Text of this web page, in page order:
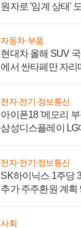
원자로 '임계 상태'
자동차·부품
현대차 올해 SUV
에서 싼타페만 자리
전자·전기·정보통신
아이폰18 '메모리
삼성디스플레이
전자·전기·정보통신
SK하이닉스 1주당
추가 주주환원 계획
사회